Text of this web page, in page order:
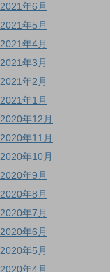
2021年6月
2021年5月
2021年4月
2021年3月
2021年2月
2021年1月
2020年12月
2020年11月
2020年10月
2020年9月
2020年8月
2020年7月
2020年6月
2020年5月
2020年4月